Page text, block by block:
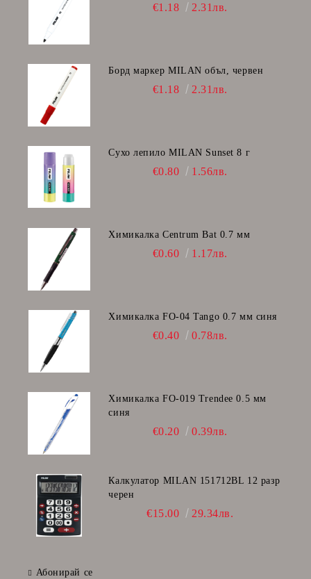
€1.18 2.31лв.
Борд маркер MILAN объл, червен
€1.18 2.31лв.
Сухо лепило MILAN Sunset 8 г
€0.80 1.56лв.
Химикалка Centrum Bat 0.7 мм
€0.60 1.17лв.
Химикалка FO-04 Tango 0.7 мм синя
€0.40 0.78лв.
Химикалка FO-019 Trendee 0.5 мм
синя
€0.20 0.39лв.
Калкулатор MILAN 151712BL 12 разр
черен
€15.00 29.34лв.
Абонирай се